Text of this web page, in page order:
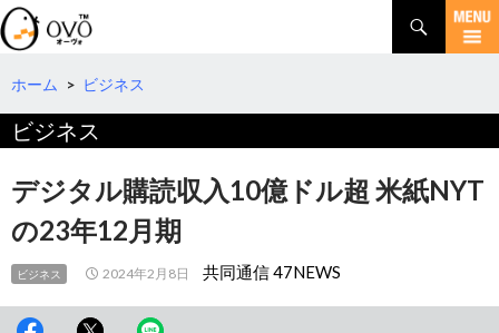
検
索
コ
テ
へ
ホーム > ビジネス
ビジネス
デジタル購読収入10億ドル超 米紙NYT
の23年12月期
ビジネス 2024年2月8日 共同通信 47NEWS